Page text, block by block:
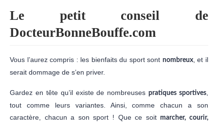
Le petit conseil de
DocteurBonneBouffe.com
Vous l’aurez compris : les bienfaits du sport sont nombreux, et il
serait dommage de s’en priver.
Gardez en tête qu’il existe de nombreusespratiques sportives
tout comme leurs variantes. Ainsi, comme chacun a son
caractère, chacun a son sport ! Que ce soitmarcher, courir,